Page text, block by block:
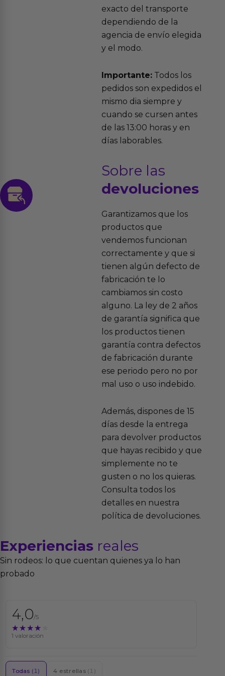
exacto del transporte
dependiendo de la
agencia de envío elegida
y el modo.
Importante:Todos los
pedidos son expedidos el
mismo dia siempre y
cuando se cursen antes
de las 13:00 horas y en
días laborables.
Sobre las
devoluciones
Garantizamos que los
productos que
vendemos funcionan
correctamente y que si
tienen algún defecto de
fabricación te lo
cambiamos sin costo
alguno. La ley de 2 años
de garantía significa que
los productos tienen
garantía contra defectos
de fabricación durante
ese periodo pero no por
mal uso o uso indebido.
Además, dispones de 15
días desde la entrega
para devolver productos
que hayas recibido y que
simplemente no te
gusten o no los quieras.
Consulta todos los
detalles en nuestra
política de devoluciones.
Experiencias reales
Sin rodeos: lo que cuentan quienes ya lo han
probado
4,0/5
★★★★★
★★★★★
1 valoración
Todas (1) 4 estrellas (1)